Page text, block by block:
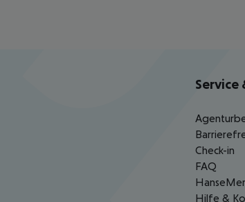
Service
Check-in
FAQ
Hilfe &